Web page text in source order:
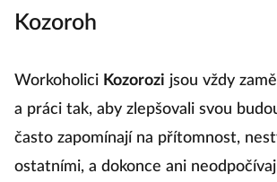
Kozoroh
Workoholici Kozorozi jsou vždy
a práci tak, aby zlepšovali svou
často zapomínají na přítomnost,
ostatními, a dokonce ani